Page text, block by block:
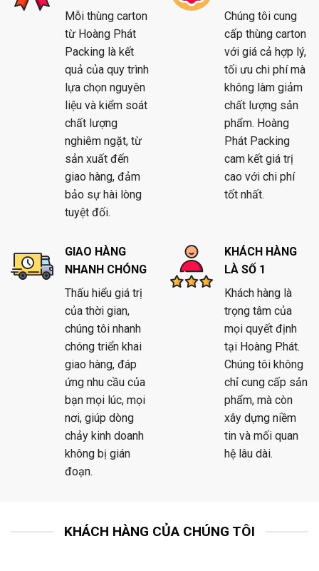
Mỗi thùng carton
từ Hoàng Phát
Packing là kết
quả của quy trình
lựa chọn nguyên
liệu và kiểm soát
chất lượng
nghiêm ngặt, từ
sản xuất đến
giao hàng, đảm
bảo sự hài lòng
tuyệt đối.
Chúng tôi cung
cấp thùng carton
với giá cả hợp lý,
tối ưu chi phí mà
không làm giảm
chất lượng sản
phẩm. Hoàng
Phát Packing
cam kết giá trị
cao với chi phí
tốt nhất.
GIAO HÀNG
NHANH CHÓNG
Thấu hiểu giá trị
của thời gian,
chúng tôi nhanh
chóng triển khai
giao hàng, đáp
ứng nhu cầu của
bạn mọi lúc, mọi
nơi, giúp dòng
chảy kinh doanh
không bị gián
đoạn.
KHÁCH HÀNG
LÀ SỐ 1
Khách hàng là
trọng tâm của
mọi quyết định
tại Hoàng Phát.
Chúng tôi không
chỉ cung cấp sản
phẩm, mà còn
xây dựng niềm
tin và mối quan
hệ lâu dài.
KHÁCH HÀNG CỦA CHÚNG TÔI